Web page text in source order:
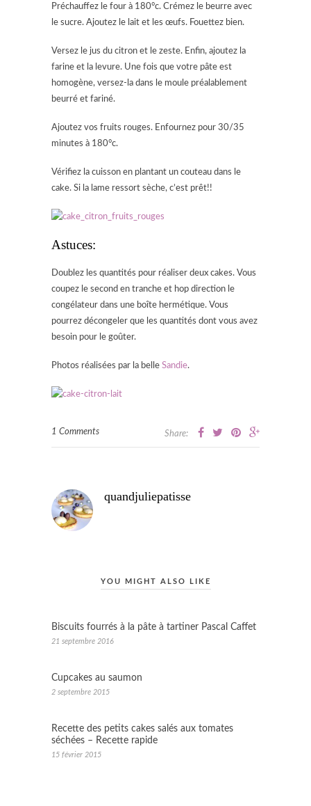
Préchauffez le four à 180°c. Crémez le beurre avec
le sucre. Ajoutez le lait et les œufs. Fouettez bien.
Versez le jus du citron et le zeste. Enfin, ajoutez la
farine et la levure. Une fois que votre pâte est
homogène, versez-la dans le moule préalablement
beurré et fariné.
Ajoutez vos fruits rouges. Enfournez pour 30/35
minutes à 180°c.
Vérifiez la cuisson en plantant un couteau dans le
cake. Si la lame ressort sèche, c’est prêt!!
Astuces:
Doublez les quantités pour réaliser deux cakes. Vous
coupez le second en tranche et hop direction le
congélateur dans une boîte hermétique. Vous
pourrez décongeler que les quantités dont vous avez
besoin pour le goûter.
Photos réalisées par la belle Sandie.
1 Comments Share:
quandjuliepatisse
YOU MIGHT ALSO LIKE
Biscuits fourrés à la pâte à tartiner Pascal Caffet
21 septembre 2016
Cupcakes au saumon
2 septembre 2015
Recette des petits cakes salés aux tomates
séchées – Recette rapide
15 février 2015